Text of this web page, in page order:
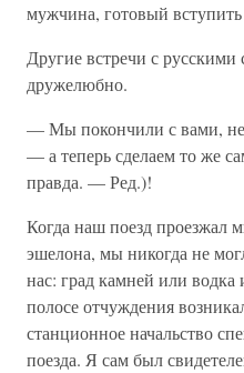
мужчина, готовый
Другие встречи с
дружелюбно.
— Мы покончили с вами,
— а теперь сделаем то же
правда. — Ред.)!
Когда наш поезд проезжал
эшелона, мы никогда не
нас: град камней или водка
полосе отчуждения
станционное начальство
поезда. Я сам был